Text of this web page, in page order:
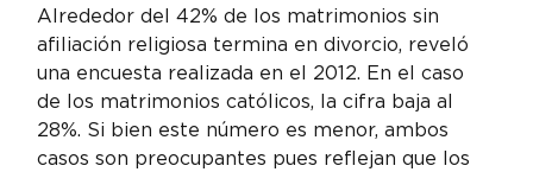
Alrededor del 42% de los matrimonios sin
afiliación religiosa termina en divorcio, reveló
una encuesta realizada en el 2012. En el caso
de los matrimonios católicos, la cifra baja al
28%. Si bien este número es menor, ambos
casos son preocupantes pues reflejan que los